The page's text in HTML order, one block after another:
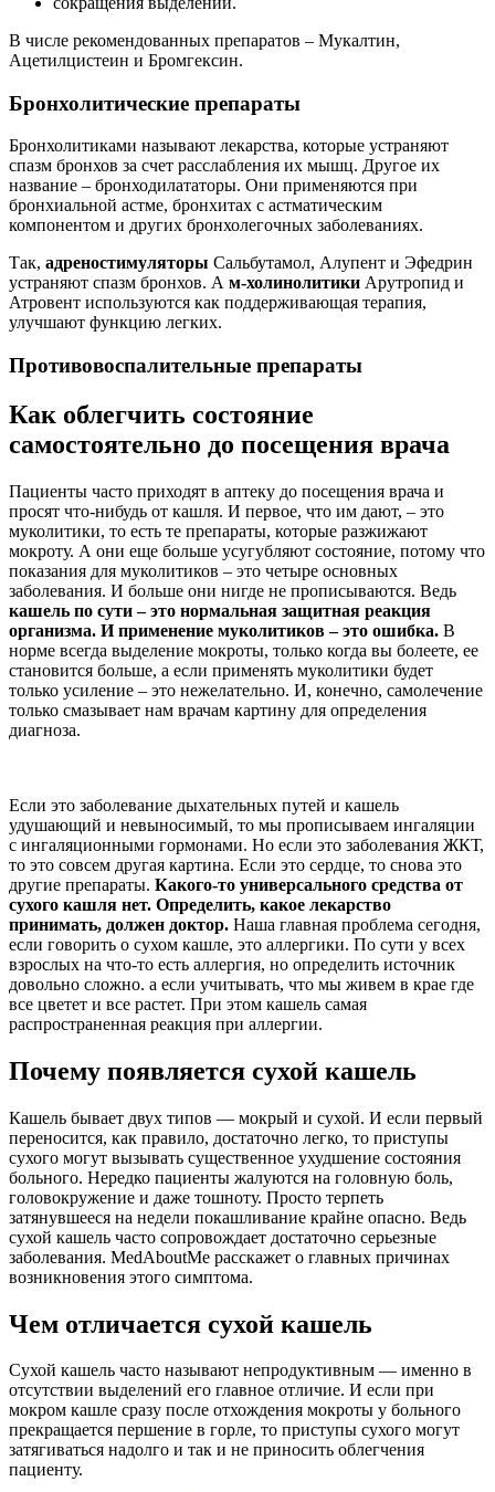
В числе рекомендованных препаратов – Мукалтин,
Ацетилцистеин и Бромгексин.
Бронхолитические препараты
Бронхолитиками называют лекарства, которые устраняют
спазм бронхов за счет расслабления их мышц. Другое их
название – бронходилататоры. Они применяются при
бронхиальной астме, бронхитах с астматическим
компонентом и других бронхолегочных заболеваниях.
Так, адреностимуляторы Сальбутамол, Алупент и Эфедрин
устраняют спазм бронхов. А м-холинолитики Арутропид и
Атровент используются как поддерживающая терапия,
улучшают функцию легких.
Противовоспалительные препараты
Как облегчить состояние
самостоятельно до посещения врача
Пациенты часто приходят в аптеку до посещения врача и
просят что-нибудь от кашля. И первое, что им дают, – это
муколитики, то есть те препараты, которые разжижают
мокроту. А они еще больше усугубляют состояние, потому что
показания для муколитиков – это четыре основных
заболевания. И больше они нигде не прописываются. Ведь
кашель по сути – это нормальная защитная реакция
организма. И применение муколитиков – это ошибка. В
норме всегда выделение мокроты, только когда вы болеете, ее
становится больше, а если применять муколитики будет
только усиление – это нежелательно. И, конечно, самолечение
только смазывает нам врачам картину для определения
диагноза.
Если это заболевание дыхательных путей и кашель
удушающий и невыносимый, то мы прописываем ингаляции
с ингаляционными гормонами. Но если это заболевания ЖКТ,
то это совсем другая картина. Если это сердце, то снова это
другие препараты. Какого-то универсального средства от
сухого кашля нет. Определить, какое лекарство
принимать, должен доктор. Наша главная проблема сегодня,
если говорить о сухом кашле, это аллергики. По сути у всех
взрослых на что-то есть аллергия, но определить источник
довольно сложно. а если учитывать, что мы живем в крае где
все цветет и все растет. При этом кашель самая
распространенная реакция при аллергии.
Почему появляется сухой кашель
Кашель бывает двух типов — мокрый и сухой. И если первый
переносится, как правило, достаточно легко, то приступы
сухого могут вызывать существенное ухудшение состояния
больного. Нередко пациенты жалуются на головную боль,
головокружение и даже тошноту. Просто терпеть
затянувшееся на недели покашливание крайне опасно. Ведь
сухой кашель часто сопровождает достаточно серьезные
заболевания. MedAboutMe расскажет о главных причинах
возникновения этого симптома.
Чем отличается сухой кашель
Сухой кашель часто называют непродуктивным — именно в
отсутствии выделений его главное отличие. И если при
мокром кашле сразу после отхождения мокроты у больного
прекращается першение в горле, то приступы сухого могут
затягиваться надолго и так и не приносить облегчения
пациенту.